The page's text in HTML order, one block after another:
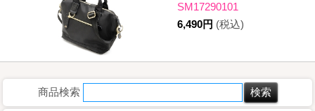
SM17290101
6,490円 (税込)
商品検索